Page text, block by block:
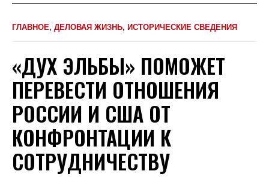
ГЛАВНОЕ, ДЕЛОВАЯ ЖИЗНЬ, ИСТОРИЧЕСКИЕ СВЕДЕНИЯ
«ДУХ ЭЛЬБЫ» ПОМОЖЕТ
ПЕРЕВЕСТИ ОТНОШЕНИЯ
РОССИИ И США ОТ
КОНФРОНТАЦИИ К
СОТРУДНИЧЕСТВУ